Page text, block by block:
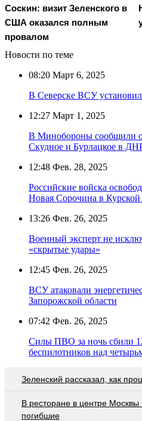
Соскин: визит Зеленского в
США оказался полным
провалом
Новости по теме
08:20 Март 6, 2025
В Северске ВСУ
12:27 Март 1, 2025
В Минобороны сообщили
Скудное и Бурлацкое в
12:48 Фев. 28, 2025
Российские войска
Новая Сорочина в Курской
13:26 Фев. 26, 2025
Военный эксперт не
«скрытые удары»
12:45 Фев. 26, 2025
ВСУ атаковали
Запорожской области
07:42 Фев. 26, 2025
Силы ПВО за ночь сбили
беспилотников над
Зеленский рассказал, как
В ресторане в центре Москвы
погибшие